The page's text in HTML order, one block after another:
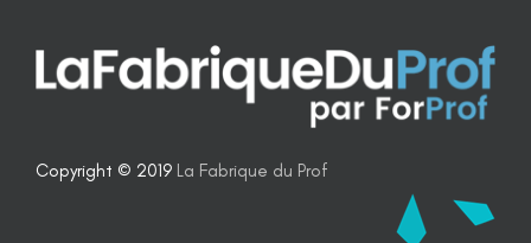
Copyright © 2019 La Fabrique du Prof